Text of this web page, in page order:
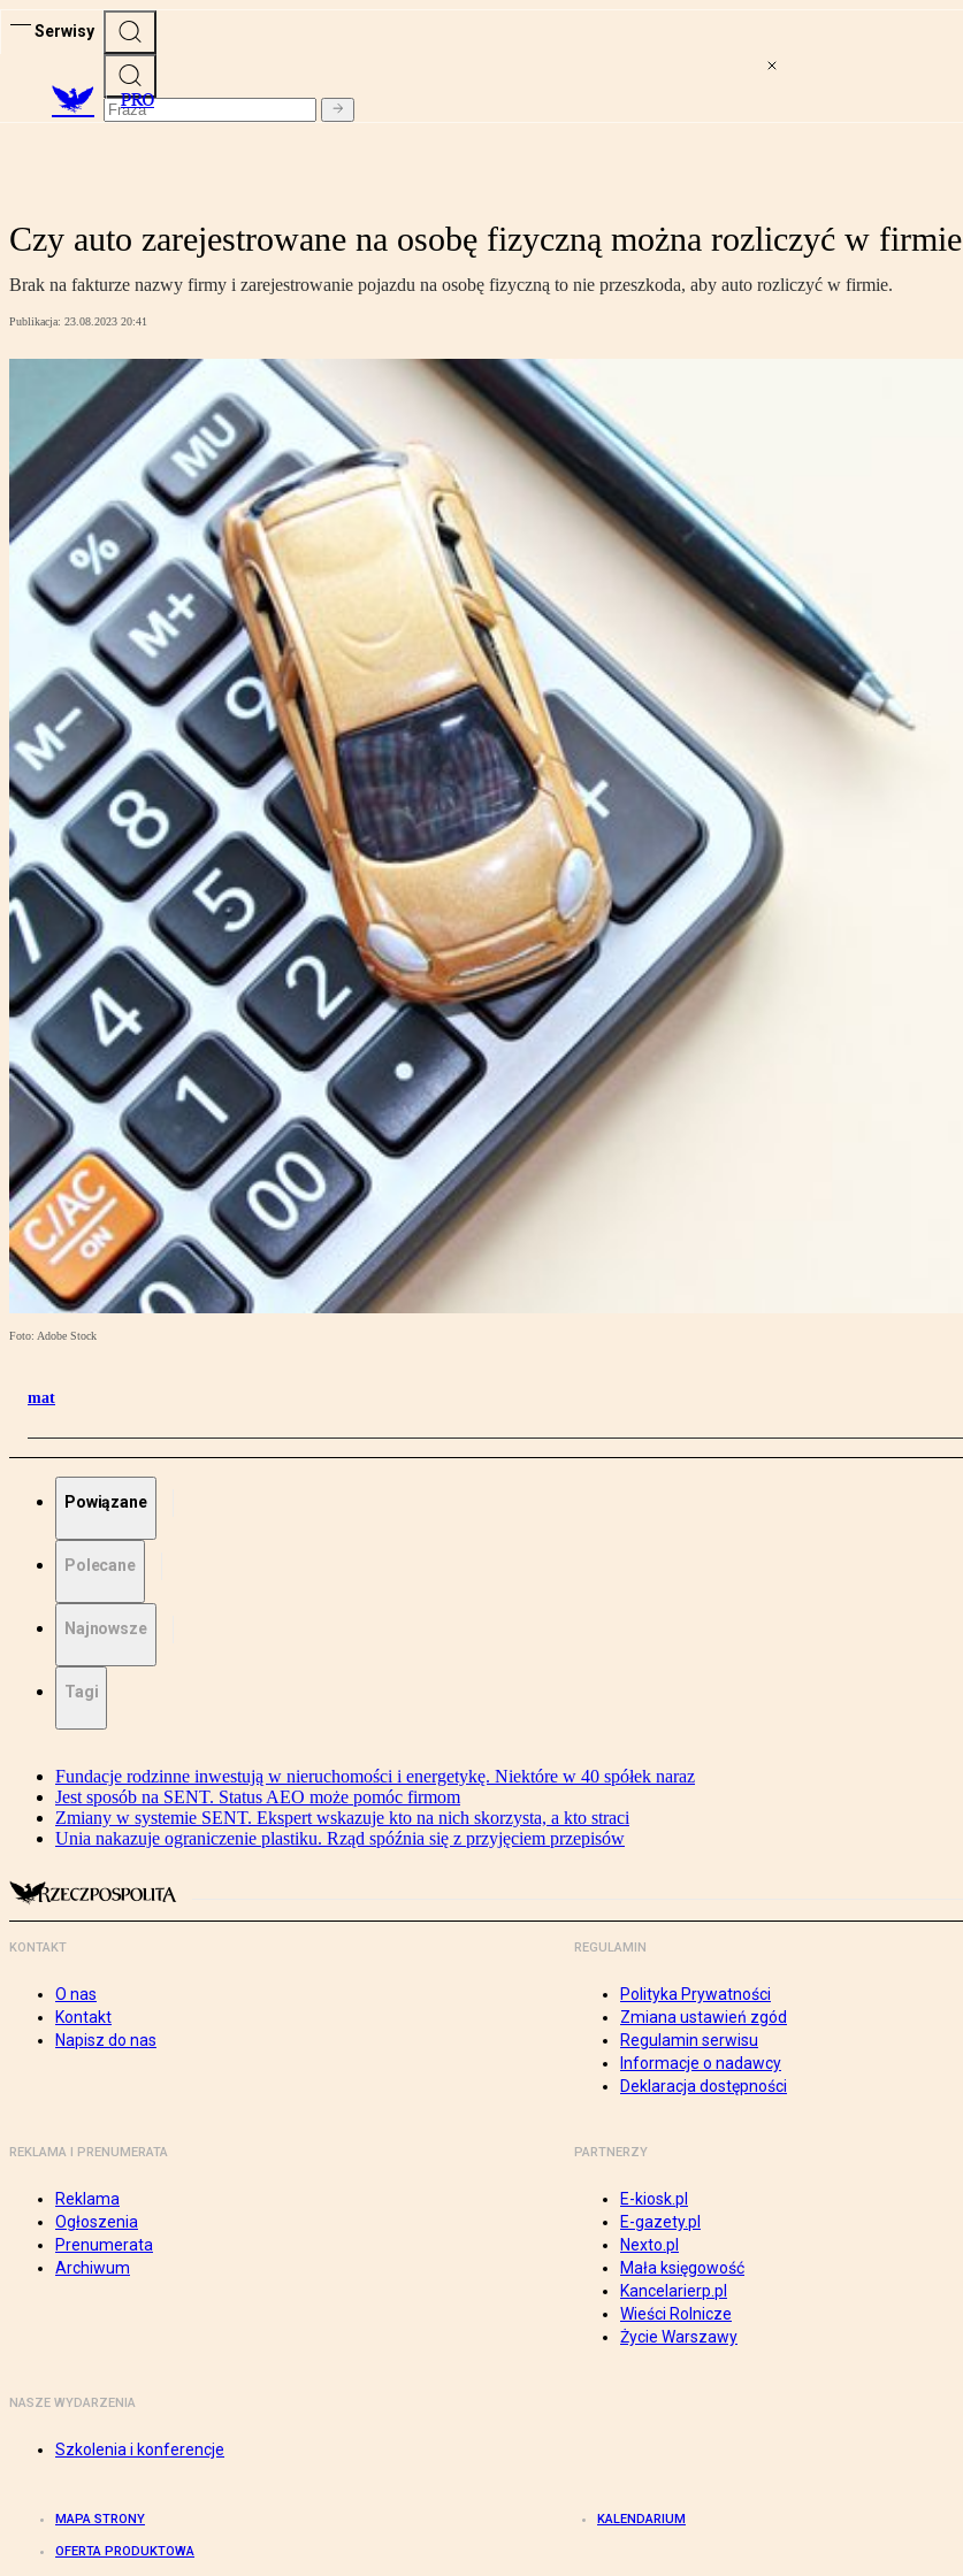
Serwisy
PRO
Czy auto zarejestrowane na osobę fizyczną można rozliczyć w firmie
Brak na fakturze nazwy firmy i zarejestrowanie pojazdu na osobę fizyczną to nie przeszkoda, aby auto rozliczyć w firmie.
Publikacja: 23.08.2023 20:41
Foto: Adobe Stock
mat
Powiązane
Polecane
Najnowsze
Tagi
Fundacje rodzinne inwestują w nieruchomości i energetykę. Niektóre w 40 spółek naraz
Jest sposób na SENT. Status AEO może pomóc firmom
Zmiany w systemie SENT. Ekspert wskazuje kto na nich skorzysta, a kto straci
Unia nakazuje ograniczenie plastiku. Rząd spóźnia się z przyjęciem przepisów
KONTAKT
O nas
Kontakt
Napisz do nas
REGULAMIN
Polityka Prywatności
Zmiana ustawień zgód
Regulamin serwisu
Informacje o nadawcy
Deklaracja dostępności
REKLAMA I PRENUMERATA
Reklama
Ogłoszenia
Prenumerata
Archiwum
PARTNERZY
E-kiosk.pl
E-gazety.pl
Nexto.pl
Mała księgowość
Kancelarierp.pl
Wieści Rolnicze
Życie Warszawy
NASZE WYDARZENIA
Szkolenia i konferencje
MAPA STRONY KALENDARIUM
OFERTA PRODUKTOWA